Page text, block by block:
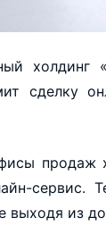
сделку
продаж
сервис.
выходя из